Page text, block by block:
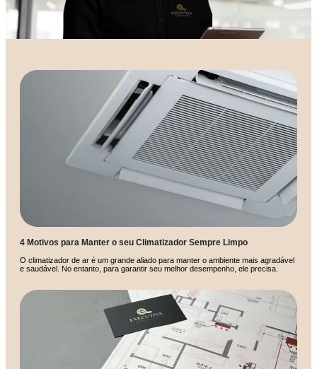
4 Motivos para Manter o seu Climatizador Sempre Limpo
O climatizador de ar é um grande aliado para manter o ambiente mais agradável
e saudável. No entanto, para garantir seu melhor desempenho, ele precisa.